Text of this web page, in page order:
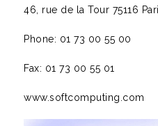
46, rue de la Tour 75116
Phone: 01 73 00 55 00
Fax: 01 73 00 55 01
www.softcomputing.com